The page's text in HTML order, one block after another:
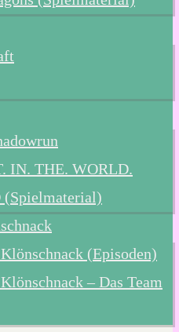
IN. THE. WORLD.
(Spielmaterial)
(Episoden)
– Das Team